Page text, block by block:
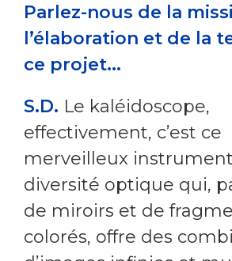
Parlez-nous de la
l’élaboration et de la
ce projet...
S.D. Le kaléidoscope,
effectivement, c’est ce
merveilleux
diversité optique qui,
de miroirs et de
colorés, offre des